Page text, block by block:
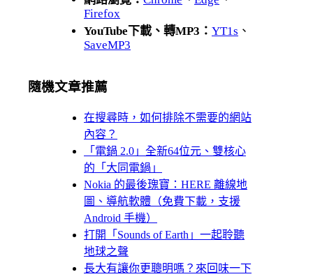
Firefox
YouTube下載、轉MP3： YT1s 、
SaveMP3
隨機文章推薦
在搜尋時，如何排除不需要的網站
內容？
「電鍋 2.0」全新64位元、雙核心
的「大同電鍋」
Nokia 的最後瑰寶：HERE 離線地
圖、導航軟體（免費下載，支援
Android 手機）
打開「Sounds of Earth」一起聆聽
地球之聲
長大有讓你更聰明嗎？來回味一下